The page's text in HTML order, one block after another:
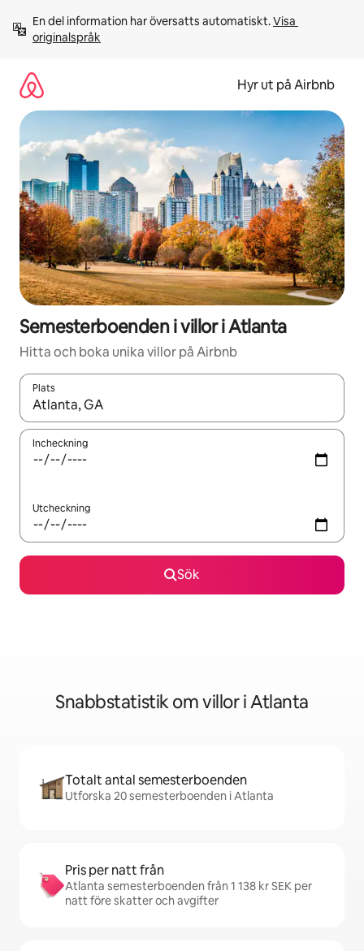
innehåll
En del information har översatts automatiskt. Visa
originalspråk
Hyr ut på Airbnb
Semesterboenden i villor i Atlanta
Hitta och boka unika villor på Airbnb
Plats
När resultaten är tillgängliga kan du navigera med upp- och
Incheckning
Utcheckning
Sök
Snabbstatistik om villor i Atlanta
Totalt antal semesterboenden
Utforska 20 semesterboenden i Atlanta
Pris per natt från
Atlanta semesterboenden från 1 138 kr SEK per
natt före skatter och avgifter